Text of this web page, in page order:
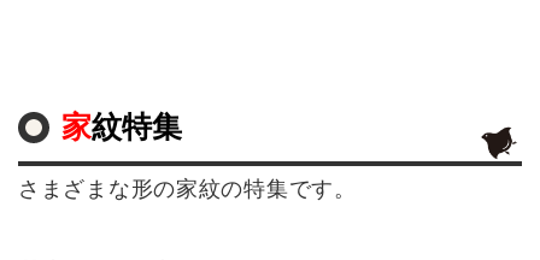
家紋特集
さまざまな形の家紋の特集です。